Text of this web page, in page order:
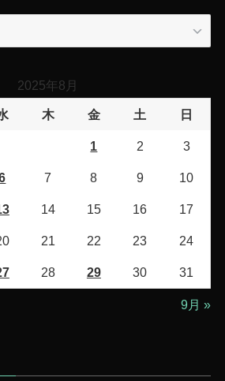
2025年8月
木 金 土 日
1 2 3
7 8 9 10
14 15 16 17
21 22 23 24
28 29 30 31
9月 »